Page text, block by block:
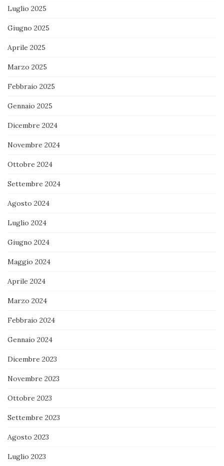
Luglio 2025
Giugno 2025
Aprile 2025
Marzo 2025
Febbraio 2025
Gennaio 2025
Dicembre 2024
Novembre 2024
Ottobre 2024
Settembre 2024
Agosto 2024
Luglio 2024
Giugno 2024
Maggio 2024
Aprile 2024
Marzo 2024
Febbraio 2024
Gennaio 2024
Dicembre 2023
Novembre 2023
Ottobre 2023
Settembre 2023
Agosto 2023
Luglio 2023